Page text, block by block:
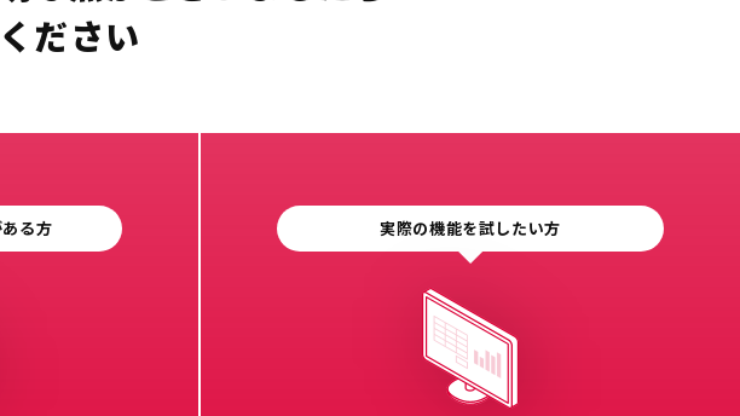
ださい
る方 実際の機能を試したい方